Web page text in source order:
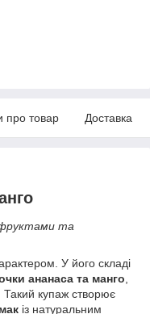
про товар Доставка
фруктами та
У його складі
ананаса та манго,
Такий купаж створює
із натуральним